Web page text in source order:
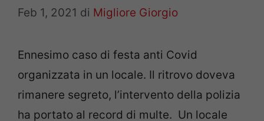
Feb 1, 2021 di Migliore Giorgio
Ennesimo caso di festa anti Covid
organizzata in un locale. Il ritrovo doveva
rimanere segreto, l’intervento della polizia
ha portato al record di multe. Un locale